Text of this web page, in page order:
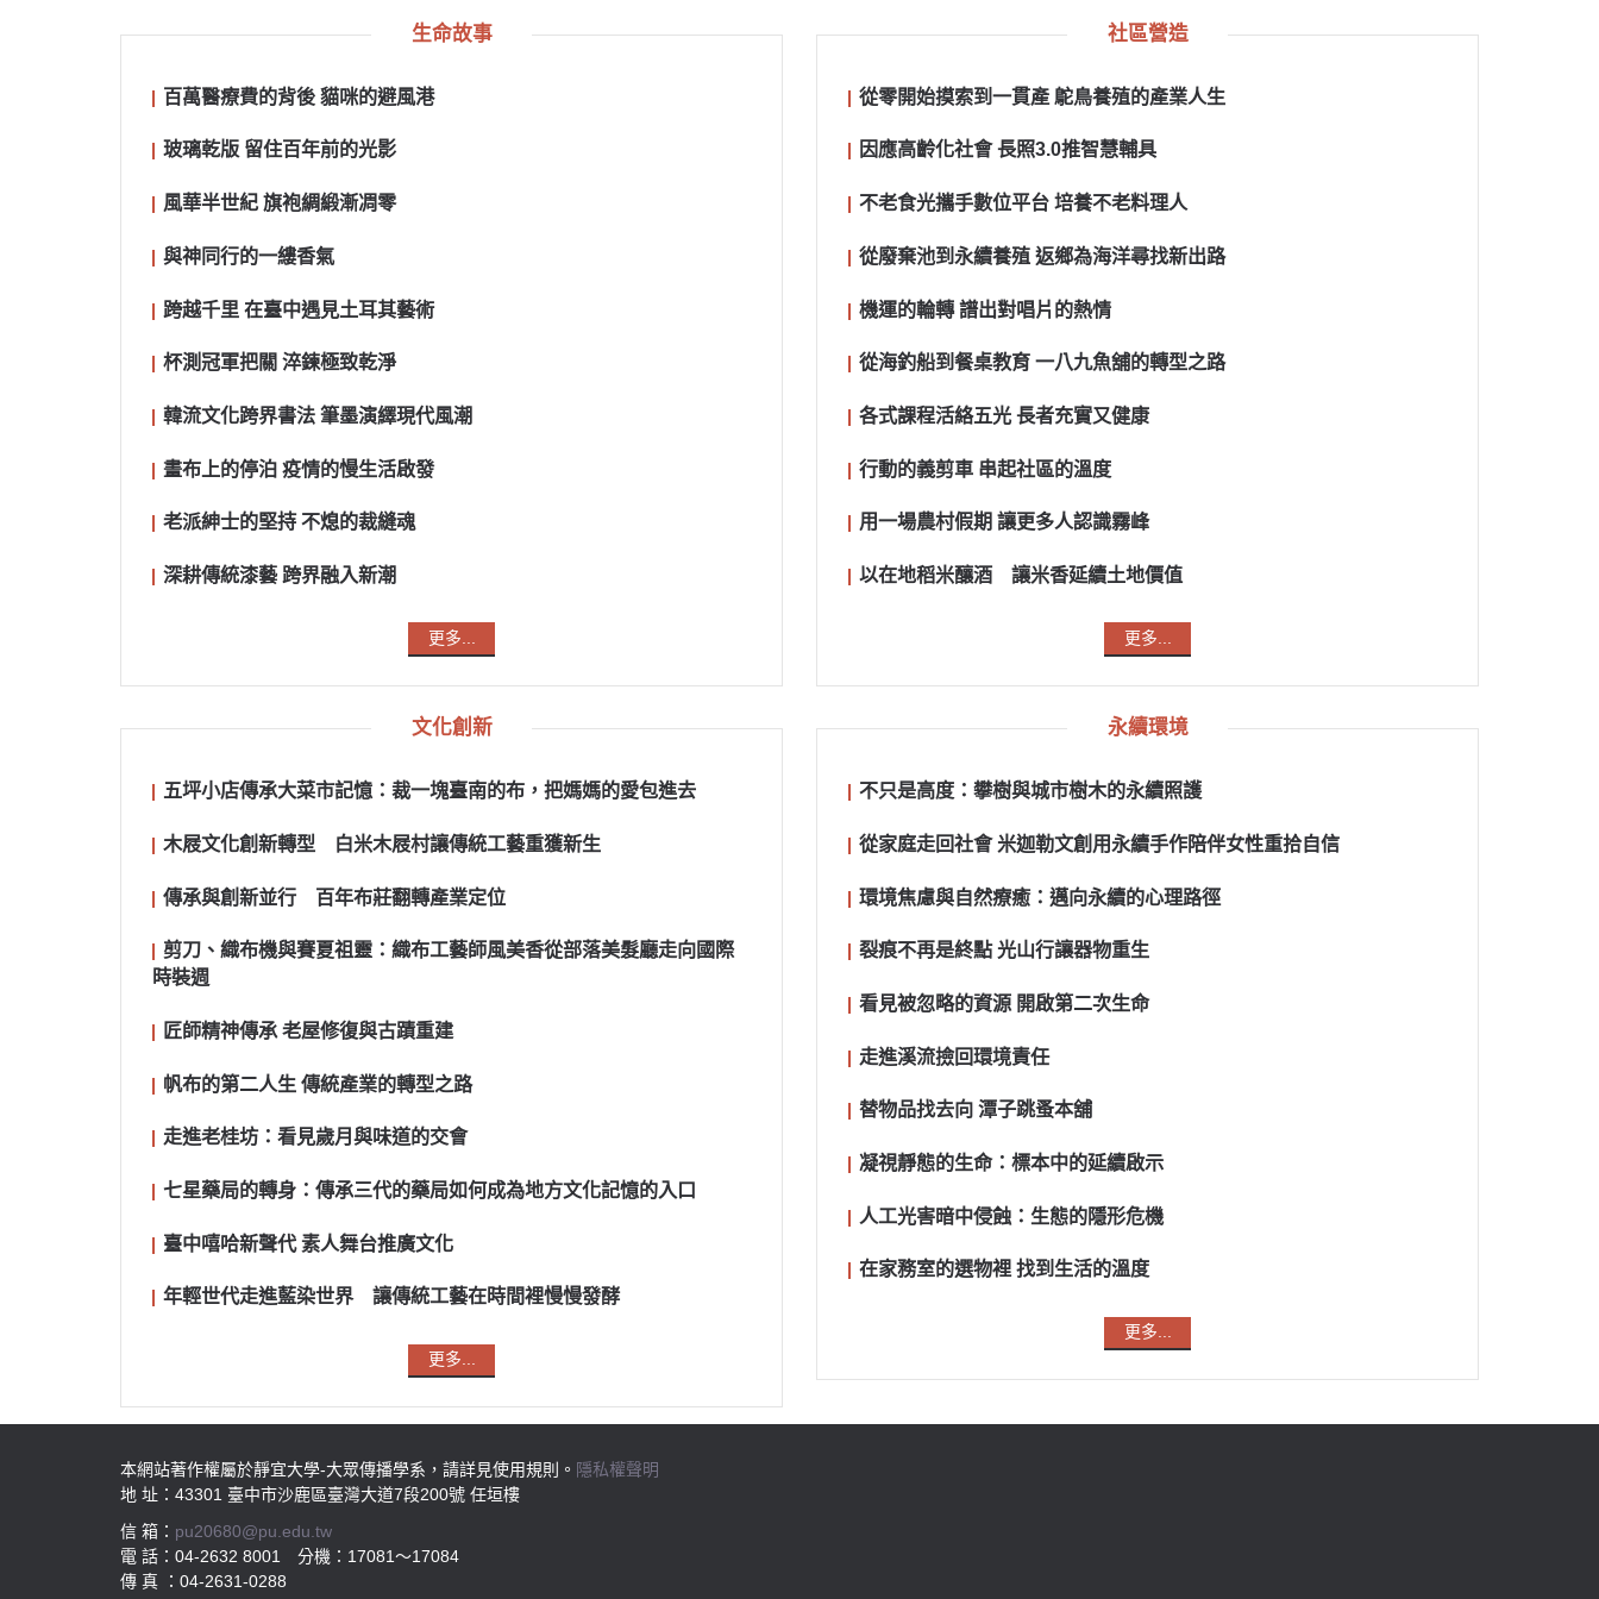
生命故事
百萬醫療費的背後 貓咪的避風港
玻璃乾版 留住百年前的光影
風華半世紀 旗袍綢緞漸凋零
與神同行的一縷香氣
跨越千里 在臺中遇見土耳其藝術
杯測冠軍把關 淬鍊極致乾淨
韓流文化跨界書法 筆墨演繹現代風潮
畫布上的停泊 疫情的慢生活啟發
老派紳士的堅持 不熄的裁縫魂
深耕傳統漆藝 跨界融入新潮
更多...
文化創新
五坪小店傳承大菜市記憶：裁一塊臺南的布，把媽媽的愛包進去
木屐文化創新轉型 白米木屐村讓傳統工藝重獲新生
傳承與創新並行 百年布莊翻轉產業定位
剪刀、織布機與賽夏祖靈：織布工藝師風美香從部落美髮廳走向國際
時裝週
匠師精神傳承 老屋修復與古蹟重建
帆布的第二人生 傳統產業的轉型之路
走進老桂坊：看見歲月與味道的交會
七星藥局的轉身：傳承三代的藥局如何成為地方文化記憶的入口
臺中嘻哈新聲代 素人舞台推廣文化
年輕世代走進藍染世界 讓傳統工藝在時間裡慢慢發酵
更多...
社區營造
從零開始摸索到一貫產 鴕鳥養殖的產業人生
因應高齡化社會 長照3.0推智慧輔具
不老食光攜手數位平台 培養不老料理人
從廢棄池到永續養殖 返鄉為海洋尋找新出路
機運的輪轉 譜出對唱片的熱情
從海釣船到餐桌教育 一八九魚舖的轉型之路
各式課程活絡五光 長者充實又健康
行動的義剪車 串起社區的溫度
用一場農村假期 讓更多人認識霧峰
以在地稻米釀酒 讓米香延續土地價值
更多...
永續環境
不只是高度：攀樹與城市樹木的永續照護
從家庭走回社會 米迦勒文創用永續手作陪伴女性重拾自信
環境焦慮與自然療癒：邁向永續的心理路徑
裂痕不再是終點 光山行讓器物重生
看見被忽略的資源 開啟第二次生命
走進溪流撿回環境責任
替物品找去向 潭子跳蚤本舖
凝視靜態的生命：標本中的延續啟示
人工光害暗中侵蝕：生態的隱形危機
在家務室的選物裡 找到生活的溫度
更多...
本網站著作權屬於靜宜大學-大眾傳播學系，請詳見使用規則。 隱私權聲明
地 址：43301 臺中市沙鹿區臺灣大道7段200號 任垣樓
信 箱： pu20680@pu.edu.tw
電 話：04-2632 8001 分機：17081～17084
傳 真 ：04-2631-0288